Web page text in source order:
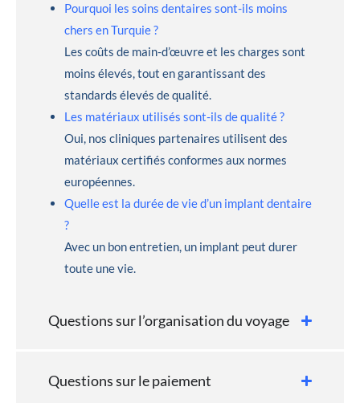
Pourquoi les soins dentaires sont-ils moins
chers en Turquie ?
Les coûts de main-d’œuvre et les charges sont
moins élevés, tout en garantissant des
standards élevés de qualité.
Les matériaux utilisés sont-ils de qualité ?
Oui, nos cliniques partenaires utilisent des
matériaux certifiés conformes aux normes
européennes.
Quelle est la durée de vie d’un implant dentaire
?
Avec un bon entretien, un implant peut durer
toute une vie.
Questions sur l’organisation du voyage
Questions sur le paiement